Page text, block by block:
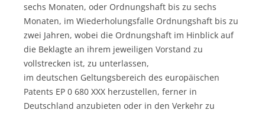
sechs Monaten, oder Ordnungshaft bis zu sechs
Monaten, im Wiederholungsfalle Ordnungshaft bis zu
zwei Jahren, wobei die Ordnungshaft im Hinblick auf
die Beklagte an ihrem jeweiligen Vorstand zu
vollstrecken ist, zu unterlassen,
im deutschen Geltungsbereich des europäischen
Patents EP 0 680 XXX herzustellen, ferner in
Deutschland anzubieten oder in den Verkehr zu